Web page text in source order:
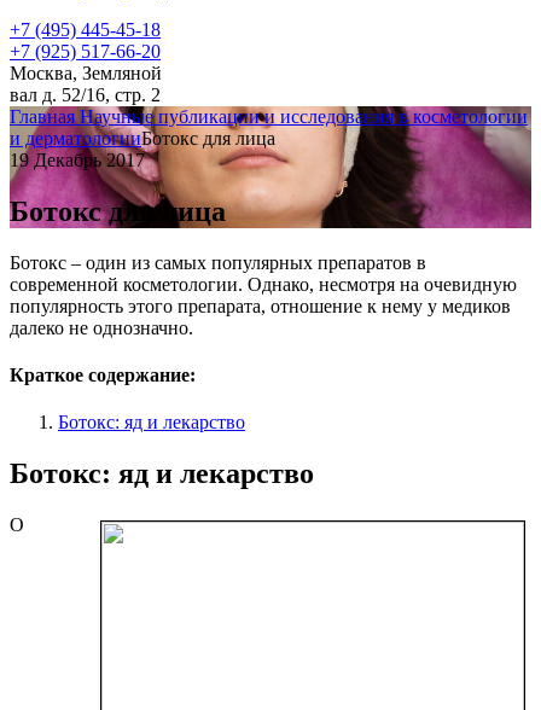
+7 (495) 445-45-18
+7 (925) 517-66-20
Москва, Земляной
вал д. 52/16, стр. 2
ГлавнаяНаучные публикации и исследования в косметологии
и дерматологииБотокс для лица
19 Декабрь 2017
Ботокс для лица
Ботокс – один из самых популярных препаратов в
современной косметологии. Однако, несмотря на очевидную
популярность этого препарата, отношение к нему у медиков
далеко не однозначно.
Краткое содержание:
Ботокс: яд и лекарство
Ботокс: яд и лекарство
О